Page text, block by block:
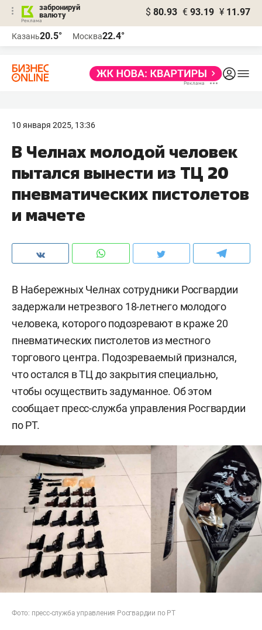
забронируй
валюту
$ 80.93 € 93.19 ¥ 11.97
Казань20.5° Москва22.4°
10 января 2025, 13:36
В Челнах молодой человек
пытался вынести из ТЦ 20
пневматических пистолетов
и мачете
В Набережных Челнах сотрудники Росгвардии
задержали нетрезвого 18-летнего молодого
человека, которого подозревают в краже 20
пневматических пистолетов из местного
торгового центра. Подозреваемый признался,
что остался в ТЦ до закрытия специально,
чтобы осуществить задуманное. Об этом
сообщает пресс-служба управления Росгвардии
по РТ.
Фото: пресс-служба управления Росгвардии по РТ